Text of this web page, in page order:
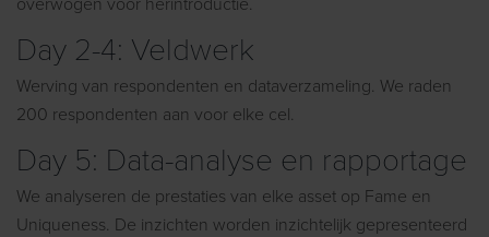
Day 2-4: Veldwerk
Werving van respondenten en dataverzameling. We raden
200 respondenten aan voor elke cel.
Day 5: Data-analyse en rapportage
We analyseren de prestaties van elke asset op Fame en
Uniqueness. De inzichten worden inzichtelijk gepresenteerd